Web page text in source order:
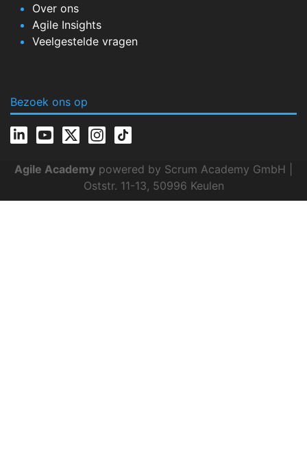
Over ons
Agile Insights
Veelgestelde vragen
Bezoek ons op
Agile Academy powered by Scrum Academy GmbH |
Oststr. 11-13, 50996 Keulen